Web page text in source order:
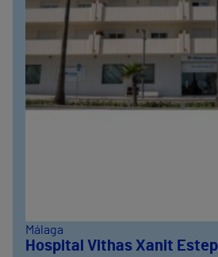
Málaga
Hospital Vithas Xanit